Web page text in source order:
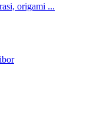
origami ...